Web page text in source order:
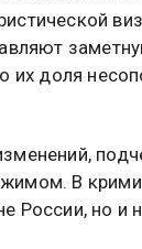
их доля
В
России, но и